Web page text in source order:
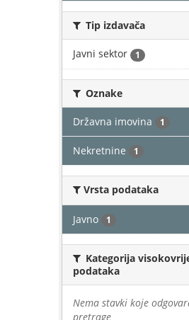
Tip izdavača
Javni sektor 1
Oznake
Državna imovina 1
Nekretnine 1
Vrsta podataka
Javno 1
Kategorija
podataka
Nema stavki koje
pretrage